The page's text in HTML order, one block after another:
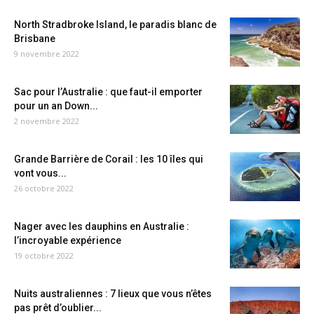
North Stradbroke Island, le paradis blanc de
Brisbane
9 novembre 2022
Sac pour l’Australie : que faut-il emporter
pour un an Down...
2 novembre 2022
Grande Barrière de Corail : les 10 îles qui
vont vous...
26 octobre 2022
Nager avec les dauphins en Australie :
l’incroyable expérience
19 octobre 2022
Nuits australiennes : 7 lieux que vous n’êtes
pas prêt d’oublier...